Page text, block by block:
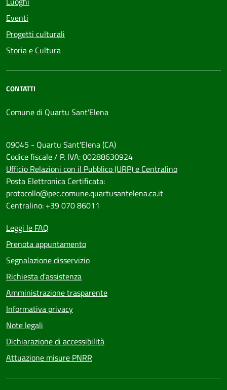
Eventi
Progetti culturali
Storia e Cultura
CONTATTI
Comune di Quartu Sant'Elena
09045 - Quartu Sant'Elena (CA)
Codice fiscale / P. IVA: 00288630924
Ufficio Relazioni con il Pubblico (URP) e Centralino
Posta Elettronica Certificata:
protocollo@pec.comune.quartusantelena.ca.it
Centralino: +39 070 86011
Leggi le FAQ
Prenota appuntamento
Segnalazione disservizio
Richiesta d'assistenza
Amministrazione trasparente
Informativa privacy
Note legali
Dichiarazione di accessibilità
Attuazione misure PNRR